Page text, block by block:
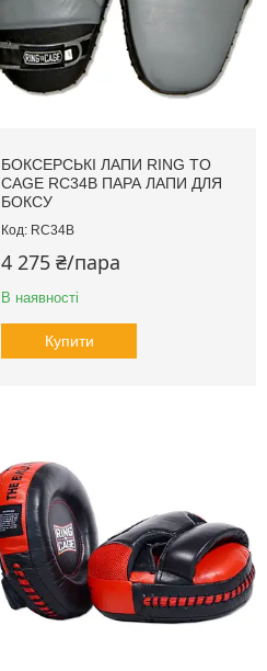
БОКСЕРСЬКІ ЛАПИ RING TO
CAGE RC34B ПАРА ЛАПИ ДЛЯ
БОКСУ
RC34B
4 275 ₴/пара
В наявності
Купити